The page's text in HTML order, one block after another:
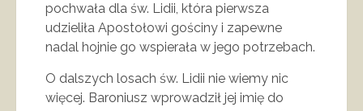
pochwała dla św. Lidii, która pierwsza
udzieliła Apostołowi gościny i zapewne
nadal hojnie go wspierała w jego potrzebach.
O dalszych losach św. Lidii nie wiemy nic
więcej. Baroniusz wprowadził jej imię do